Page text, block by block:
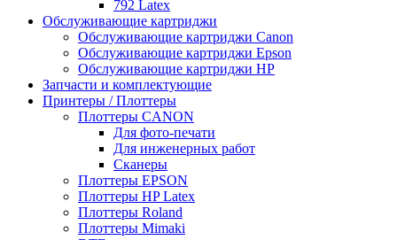
792 Latex
Обслуживающие картриджи
Обслуживающие картриджи Canon
Обслуживающие картриджи Epson
Обслуживающие картриджи HP
Запчасти и комплектующие
Принтеры / Плоттеры
Плоттеры CANON
Для фото-печати
Для инженерных работ
Сканеры
Плоттеры EPSON
Плоттеры HP Latex
Плоттеры Roland
Плоттеры Mimaki